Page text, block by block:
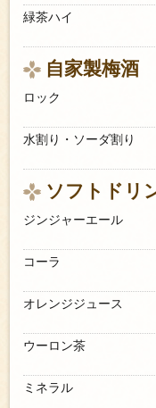
緑茶ハイ
自家製梅酒
ロック
水割り・ソーダ割り
ソフトドリ
ジンジャーエール
コーラ
オレンジジュース
ウーロン茶
ミネラル